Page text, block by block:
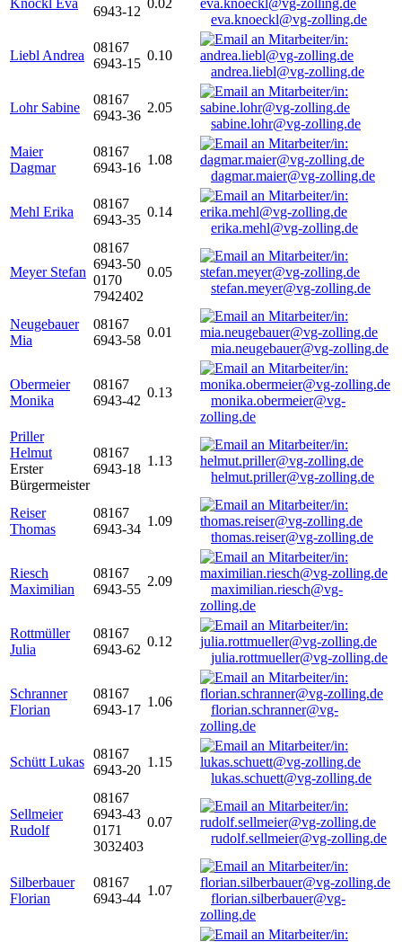
Knöckl Eva
6943-12
0.02
eva.knoeckl@vg-zolling.de
Liebl Andrea
08167
6943-15
0.10
andrea.liebl@vg-zolling.de
Lohr Sabine
08167
6943-36
2.05
sabine.lohr@vg-zolling.de
Maier
Dagmar
08167
6943-16
1.08
dagmar.maier@vg-zolling.de
Mehl Erika
08167
6943-35
0.14
erika.mehl@vg-zolling.de
Meyer Stefan
08167
6943-50
0170
7942402
0.05
stefan.meyer@vg-zolling.de
Neugebauer
Mia
08167
6943-58
0.01
mia.neugebauer@vg-zolling.de
Obermeier
Monika
08167
6943-42
0.13
monika.obermeier@vg-
zolling.de
Priller
Helmut
Erster
Bürgermeister
08167
6943-18
1.13
helmut.priller@vg-zolling.de
Reiser
Thomas
08167
6943-34
1.09
thomas.reiser@vg-zolling.de
Riesch
Maximilian
08167
6943-55
2.09
maximilian.riesch@vg-
zolling.de
Rottmüller
Julia
08167
6943-62
0.12
julia.rottmueller@vg-zolling.de
Schranner
Florian
08167
6943-17
1.06
florian.schranner@vg-
zolling.de
Schütt Lukas
08167
6943-20
1.15
lukas.schuett@vg-zolling.de
Sellmeier
Rudolf
08167
6943-43
0171
3032403
0.07
rudolf.sellmeier@vg-zolling.de
Silberbauer
Florian
08167
6943-44
1.07
florian.silberbauer@vg-
zolling.de